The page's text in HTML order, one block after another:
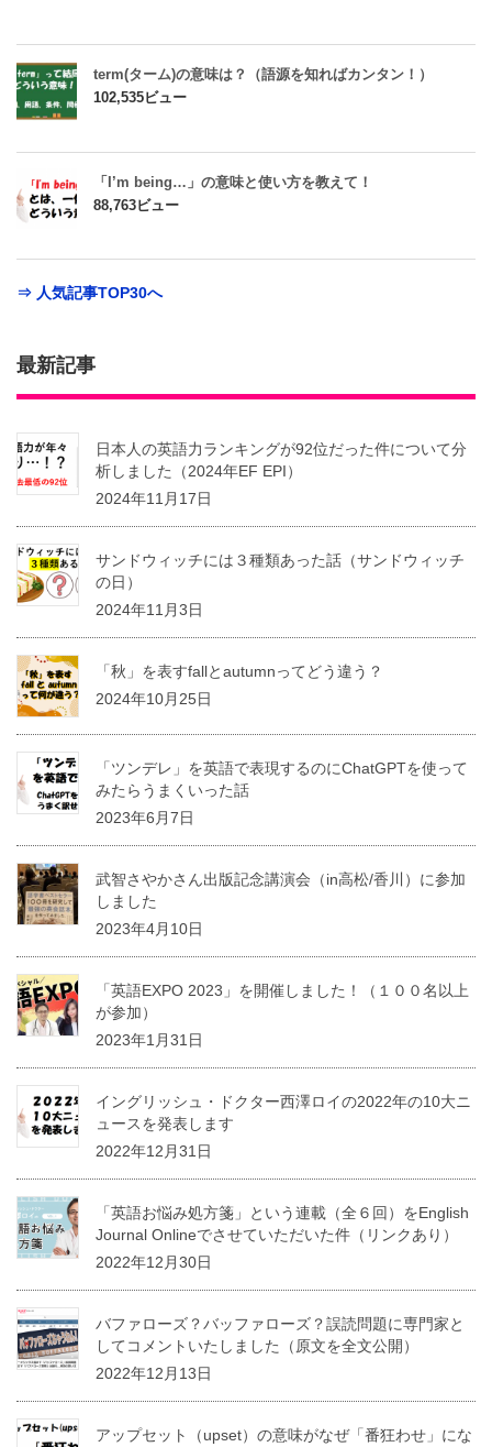
term(ターム)の意味は？（語源を知ればカンタン！）
102,535ビュー
「I’m being…」の意味と使い方を教えて！
88,763ビュー
⇒ 人気記事TOP30へ
最新記事
日本人の英語力ランキングが92位だった件について分
析しました（2024年EF EPI）
2024年11月17日
サンドウィッチには３種類あった話（サンドウィッチ
の日）
2024年11月3日
「秋」を表すfallとautumnってどう違う？
2024年10月25日
「ツンデレ」を英語で表現するのにChatGPTを使って
みたらうまくいった話
2023年6月7日
武智さやかさん出版記念講演会（in高松/香川）に参加
しました
2023年4月10日
「英語EXPO 2023」を開催しました！（１００名以上
が参加）
2023年1月31日
イングリッシュ・ドクター西澤ロイの2022年の10大ニ
ュースを発表します
2022年12月31日
「英語お悩み処方箋」という連載（全６回）をEnglish
Journal Onlineでさせていただいた件（リンクあり）
2022年12月30日
バファローズ？バッファローズ？誤読問題に専門家と
してコメントいたしました（原文を全文公開）
2022年12月13日
アップセット（upset）の意味がなぜ「番狂わせ」にな